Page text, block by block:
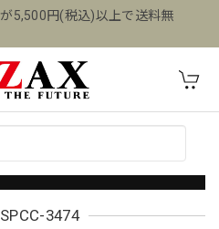
5,500円(税込)以上で送料無
3474